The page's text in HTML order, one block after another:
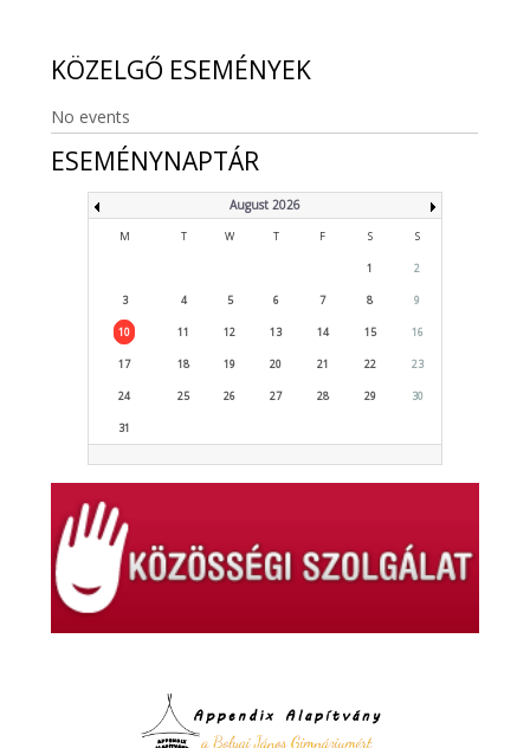
KÖZELGŐ ESEMÉNYEK
No events
ESEMÉNYNAPTÁR
August 2026
M T W T F S S
1 2
3 4 5 6 7 8 9
10 11 12 13 14 15 16
17 18 19 20 21 22 23
24 25 26 27 28 29 30
31